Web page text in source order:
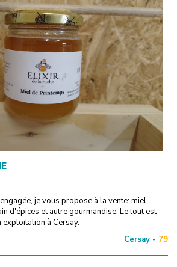
je vous propose à la vente: miel,
d'épices et autre gourmandise. Le tout est
à Cersay.
Cersay - 79